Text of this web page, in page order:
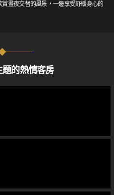
晝夜交替的風景，一邊享受舒緩身心的
的熱情客房